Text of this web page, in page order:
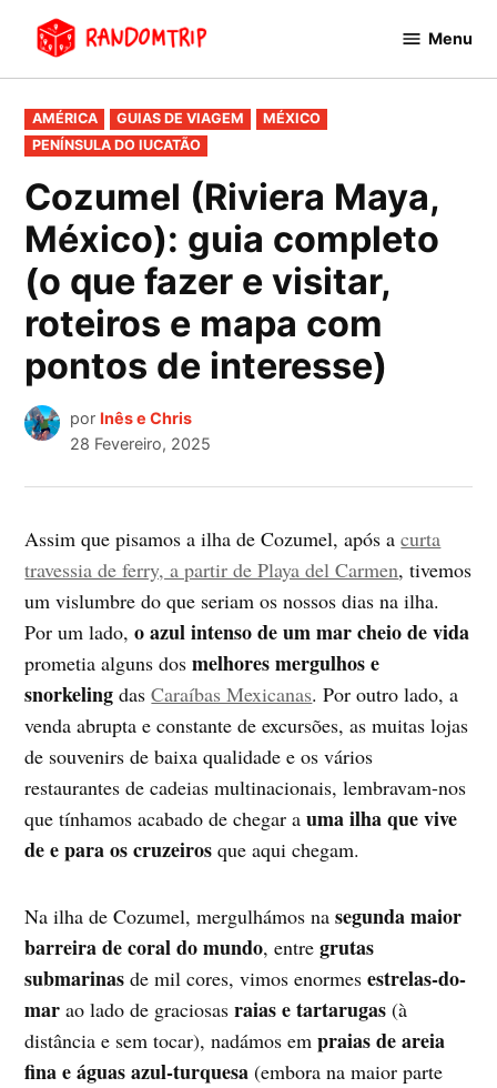
Avançar
conteúdo
Menu
PUBLICADO
EM
AMÉRICA GUIAS DE VIAGEM
MÉXICO
PENÍNSULA DO IUCATÃO
Cozumel (Riviera Maya,
México): guia completo
(o que fazer e visitar,
roteiros e mapa com
pontos de interesse)
por Inês e Chris
28 Fevereiro, 2025
Assim que pisamos a ilha de Cozumel, após acurta
travessia de ferry, a partir de Playa del Carmen, tivemos
um vislumbre do que seriam os nossos dias na ilha.
Por um lado,o azul intenso de um mar cheio de vida
prometia alguns dosmelhores mergulhos e
snorkelingdasCaraíbas Mexicanas. Por outro lado, a
venda abrupta e constante de excursões, as muitas lojas
de souvenirs de baixa qualidade e os vários
restaurantes de cadeias multinacionais, lembravam-nos
que tínhamos acabado de chegar auma ilha que vive
de e para os cruzeiros que aqui chegam.
Na ilha de Cozumel, mergulhámos nasegunda maior
barreira de coral do mundo, entregrutas
submarinas de mil cores, vimos enormesestrelas-do-
mar ao lado de graciosasraias e tartarugas(à
distância e sem tocar), nadámos em praias de areia
fina e águas azul-turquesa (embora na maior parte